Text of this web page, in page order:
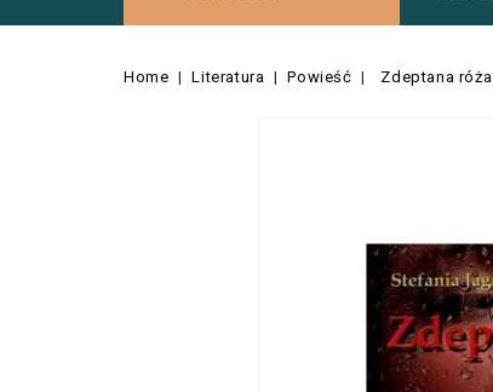
Home Literatura Powieść Zdeptana róża